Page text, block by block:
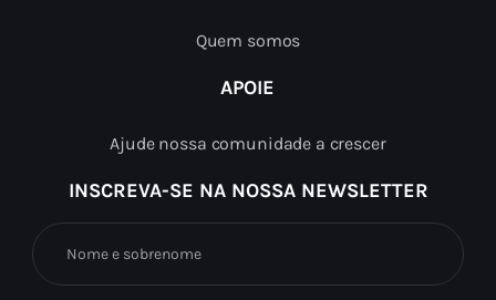
Quem somos
APOIE
Ajude nossa comunidade a crescer
INSCREVA-SE NA NOSSA NEWSLETTER